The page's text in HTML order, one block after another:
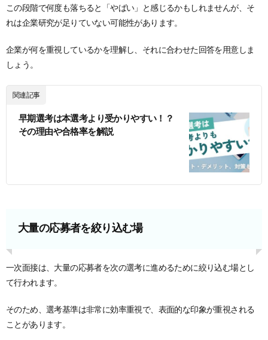
この段階で何度も落ちると「やばい」と感じるかもしれませんが、そ
れは企業研究が足りていない可能性があります。
企業が何を重視しているかを理解し、それに合わせた回答を用意しま
しょう。
関連記事
早期選考は本選考より受かりやすい！？
その理由や合格率を解説
大量の応募者を絞り込む場
一次面接は、大量の応募者を次の選考に進めるために絞り込む場とし
て行われます。
そのため、選考基準は非常に効率重視で、表面的な印象が重視される
ことがあります。